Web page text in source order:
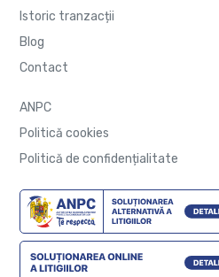
Istoric tranzacții
Blog
Contact
ANPC
Politică cookies
Politică de confidențialitate